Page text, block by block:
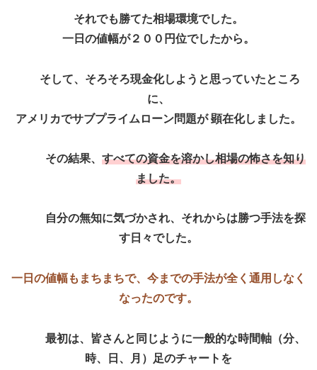
それでも勝てた相場環境でした。
一日の値幅が２００円位でしたから。
そして、そろそろ現金化しようと思っていたところ
に、
アメリカでサブプライムローン問題が 顕在化しました。
その結果、 すべての資金を溶かし相場の怖さを知り
ました。
自分の無知に気づかされ、それからは勝つ手法を探
す日々でした。
一日の値幅もまちまちで、今までの手法が全く通用しなく
なったのです。
最初は、皆さんと同じように一般的な時間軸（分、
時、日、月）足のチャートを